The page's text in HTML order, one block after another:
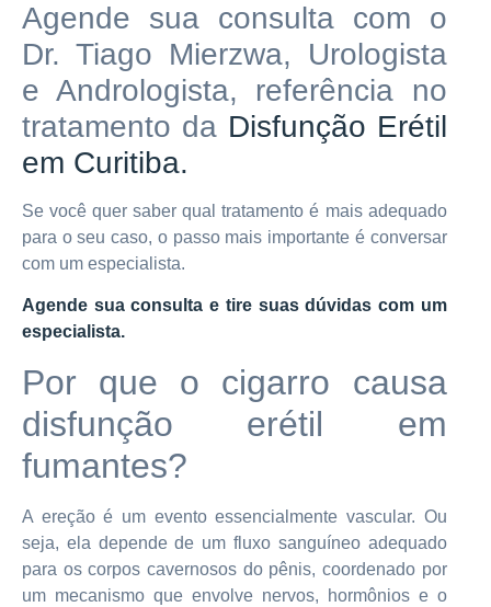
Agende sua consulta com o
Dr. Tiago Mierzwa, Urologista
e Andrologista, referência no
tratamento da Disfunção Erétil
em Curitiba.
Se você quer saber qual tratamento é mais adequado
para o seu caso, o passo mais importante é conversar
com um especialista.
Agende sua consulta e tire suas dúvidas com um
especialista.
Por que o cigarro causa
disfunção erétil em
fumantes?
A ereção é um evento essencialmente vascular. Ou
seja, ela depende de um fluxo sanguíneo adequado
para os corpos cavernosos do pênis, coordenado por
um mecanismo que envolve nervos, hormônios e o